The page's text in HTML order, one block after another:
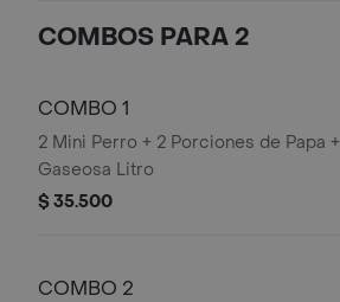
COMBOS PARA 2
COMBO 1
2 Mini Perro + 2 Porciones de Papa +
Gaseosa Litro
$ 35.500
COMBO 2